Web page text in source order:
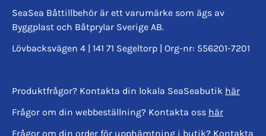
SeaSea Båttillbehör är ett varumärke som ägs av
Byggplast och Båtprylar Sverige AB.
Lövbacksvägen 4 | 141 71 Segeltorp | Org-nr: 556201-7201
Produktfrågor? Kontakta din lokala SeaSeabutik här
Frågor om din webbeställning? Kontakta oss här
Frågor om din order för upphämtning i butik? Kontakta